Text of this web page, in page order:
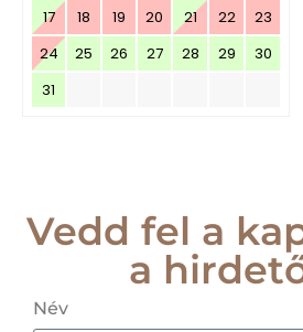
17
18 19 20 21 22
23
24
25 26 27 28 29
30
31
Vedd fel a
a
Név